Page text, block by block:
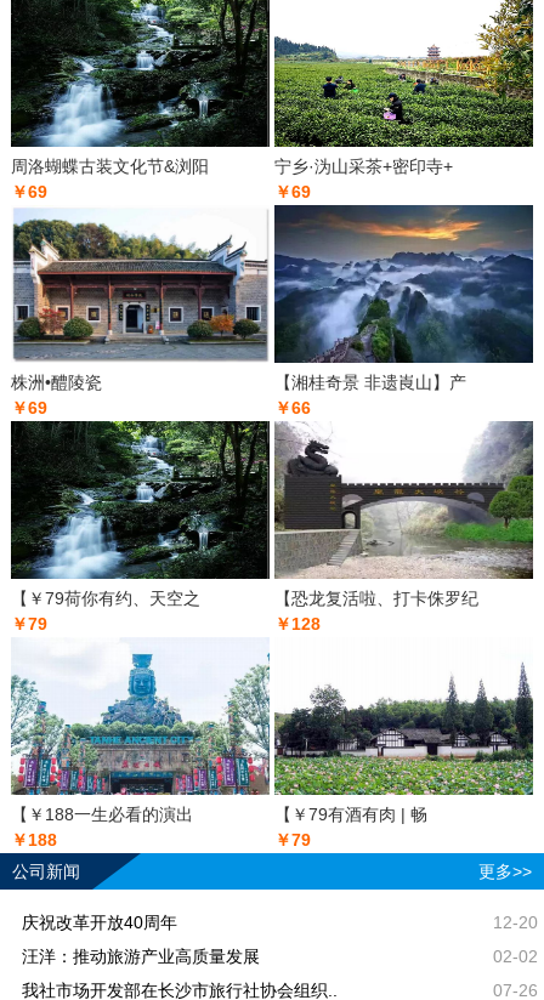
周洛蝴蝶古装文化节&浏阳
￥69
宁乡·沩山采茶+密印寺+
￥69
株洲•醴陵瓷
￥69
【湘桂奇景 非遗崀山】产
￥66
【￥79荷你有约、天空之
￥79
【恐龙复活啦、打卡侏罗纪
￥128
【￥188一生必看的演出
￥188
【￥79有酒有肉 | 畅
￥79
公司新闻
更多>>
庆祝改革开放40周年
12-20
汪洋：推动旅游产业高质量发展
02-02
我社市场开发部在长沙市旅行社协会组织..
07-26